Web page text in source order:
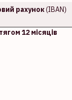
рахунок(IBAN)
12 місяців